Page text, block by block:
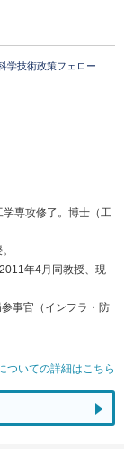
学技術政策フェロー
専攻修了。博士（工
年4月同教授、現
事官（インフラ・防
ついての詳細はこちら